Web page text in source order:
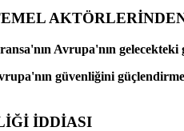
Avrupa'nın
güvenliğini
İDDİASI